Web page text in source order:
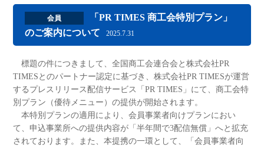
会員
「PR TIMES 商工会特別プラン」
のご案内について
2025.7.31
標題の件につきまして、全国商工会連合会と株式会社PR
TIMESとのパートナー認定に基づき、株式会社PR TIMESが運営
するプレスリリース配信サービス「PR TIMES」にて、商工会特
別プラン（優待メニュー）の提供が開始されます。
本特別プランの適用により、会員事業者向けプランにおい
て、申込事業所への提供内容が「半年間で3配信無償」へと拡充
されております。また、本提携の一環として、「会員事業者向